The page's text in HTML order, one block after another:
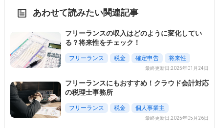
あわせて読みたい関連記事
フリーランスの収入はどのように変化してい
る？将来性をチェック！
フリーランス 税金 確定申告 将来性
最終更新日:2025年01月24日
フリーランスにもおすすめ！クラウド会計対応
の税理士事務所
フリーランス 税金 個人事業主
最終更新日:2025年05月26日